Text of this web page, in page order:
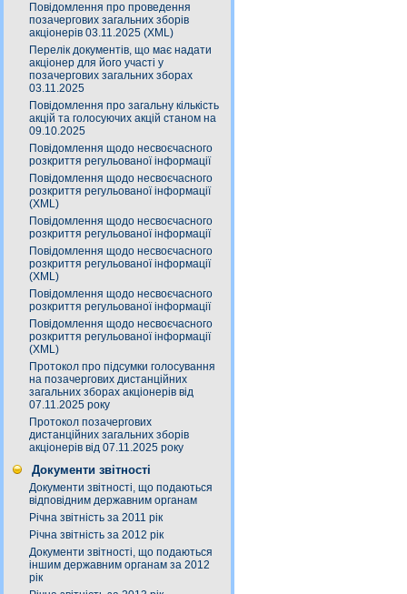
Повідомлення про проведення
позачергових загальних зборів
акціонерів 03.11.2025 (XML)
Перелік документів, що має надати
акціонер для його участі у
позачергових загальних зборах
03.11.2025
Повідомлення про загальну кількість
акцій та голосуючих акцій станом на
09.10.2025
Повідомлення щодо несвоєчасного
розкриття регульованої інформації
Повідомлення щодо несвоєчасного
розкриття регульованої інформації
(XML)
Повідомлення щодо несвоєчасного
розкриття регульованої інформації
Повідомлення щодо несвоєчасного
розкриття регульованої інформації
(XML)
Повідомлення щодо несвоєчасного
розкриття регульованої інформації
Повідомлення щодо несвоєчасного
розкриття регульованої інформації
(XML)
Протокол про підсумки голосування
на позачергових дистанційних
загальних зборах акціонерів від
07.11.2025 року
Протокол позачергових
дистанційних загальних зборів
акціонерів від 07.11.2025 року
Документи звітності
Документи звітності, що подаються
відповідним державним органам
Річна звітність за 2011 рік
Річна звітність за 2012 рік
Документи звітності, що подаються
іншим державним органам за 2012
рік